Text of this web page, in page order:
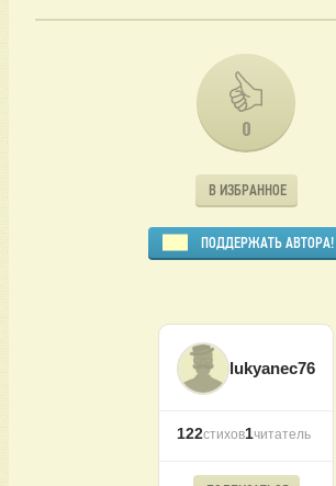
0
В ИЗБРАННОЕ
ПОДДЕРЖАТЬ АВТОРА!
lukyanec76
122стихов1читатель